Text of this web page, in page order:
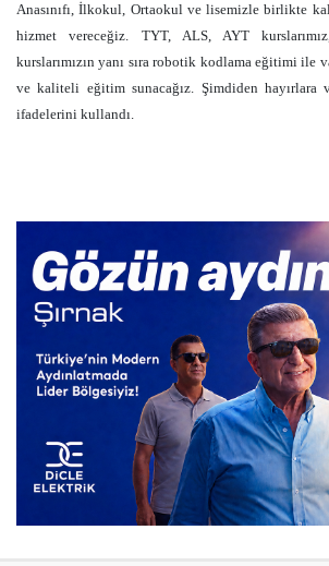
Anasınıfı, İlkokul, Ortaokul ve lisemizle birlikte
hizmet vereceğiz. TYT, ALS, AYT
kurslarımızın yanı sıra robotik kodlama eğitimi ile
ve kaliteli eğitim sunacağız. Şimdiden hayırlara
ifadelerini kullandı.